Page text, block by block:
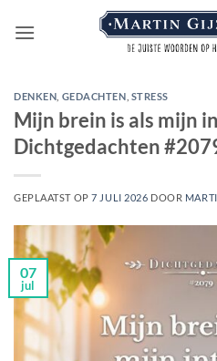
naar
DENKEN GEDACHTEN STRESS
Mijn brein is als mijn
Dichtgedachten
GEPLAATST OP7 JULI 2026 DOOR
07
jul